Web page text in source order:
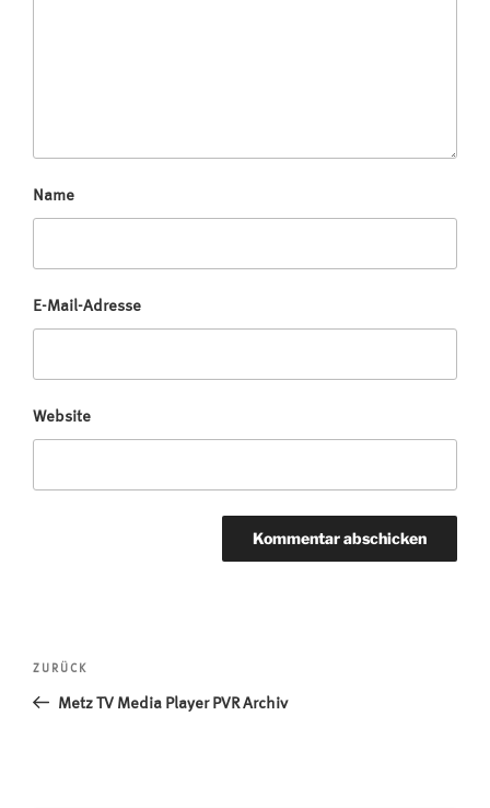
Name
E-Mail-Adresse
Website
Beitragsnavigation
Vorheriger
Beitrag
ZURÜCK
Metz TV Media Player PVR Archiv